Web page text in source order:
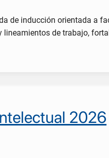
de inducción orientada a
de trabajo,
2026